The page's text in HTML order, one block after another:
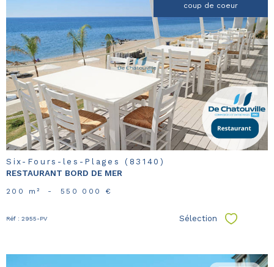
coup de coeur
voir le
bien
Six-Fours-les-Plages (83140)
RESTAURANT BORD DE MER
200 m² - 550 000 €
Réf : 2955-PV Sélection